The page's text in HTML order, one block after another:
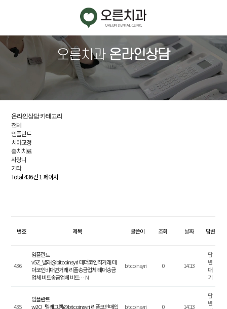
치
오른치과 온라인상담
온라인상담 카테고리
전체
임플란트
치아교정
충치치료
사랑니
기타
Total 436건1 페이지
번호 제목 글쓴이 조회 날짜 답변
436
임플란트
v5Z_텔래@bitcoinsyri 테더코인직거래 테
더코인비대면거래 리플송금업체 테더송금
업체 비트송금업체 비트…N
bitcoinsyri 0 14:13
답
변
대
기
435
임플란트
w2Q_텔래그램@bitcoinsyri 리플코인매입
bitcoinsyri 0 14:13
답
변